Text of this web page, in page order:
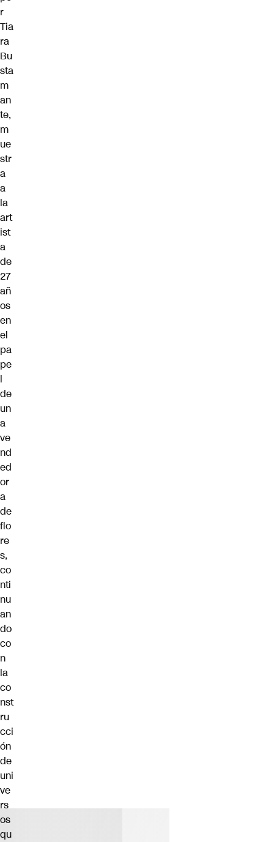
r
Tia
ra
Bu
sta
m
an
te,
m
ue
str
a
a
la
art
ist
a
de
27
añ
os
en
el
pa
pe
l
de
un
a
ve
nd
ed
or
a
de
flo
re
s,
co
nti
nu
an
do
co
n
la
co
nst
ru
cci
ón
de
uni
ve
rs
os
qu